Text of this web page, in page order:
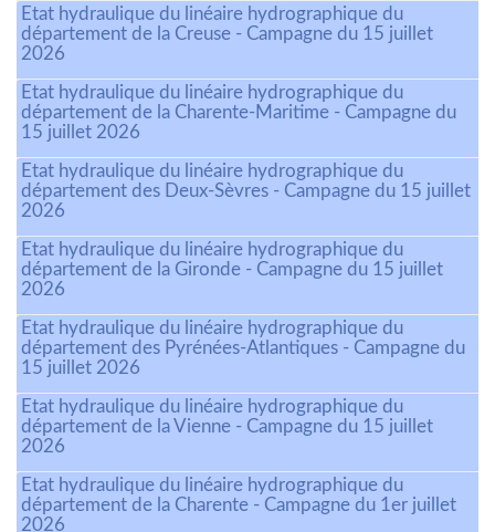
Etat hydraulique du linéaire hydrographique du
département de la Creuse - Campagne du 15 juillet
2026
Etat hydraulique du linéaire hydrographique du
département de la Charente-Maritime - Campagne du
15 juillet 2026
Etat hydraulique du linéaire hydrographique du
département des Deux-Sèvres - Campagne du 15 juillet
2026
Etat hydraulique du linéaire hydrographique du
département de la Gironde - Campagne du 15 juillet
2026
Etat hydraulique du linéaire hydrographique du
département des Pyrénées-Atlantiques - Campagne du
15 juillet 2026
Etat hydraulique du linéaire hydrographique du
département de la Vienne - Campagne du 15 juillet
2026
Etat hydraulique du linéaire hydrographique du
département de la Charente - Campagne du 1er juillet
2026